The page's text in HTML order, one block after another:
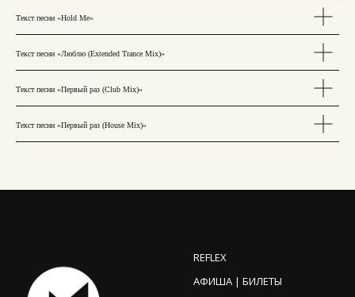
Текст песни «Hold Me»
Текст песни «Люблю (Extended Trance Mix)»
Текст песни «Первый раз (Club Mix)»
Текст песни «Первый раз (House Mix)»
REFLEX
АФИША | БИЛЕТЫ